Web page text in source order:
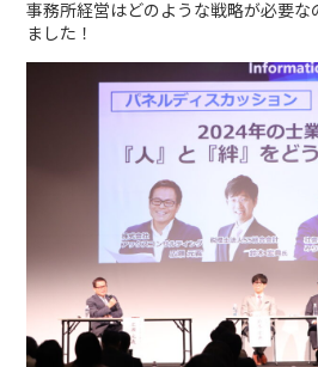
事務所経営はどのような戦略が必要
ました！